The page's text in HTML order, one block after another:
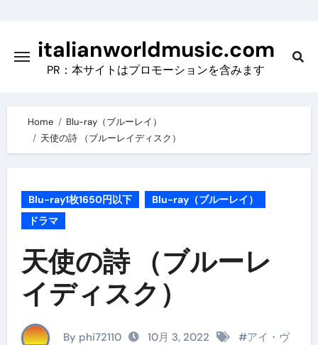
contentitalianworldmusic.com
PR：本サイトはプロモーションを含みます
Home
Blu-ray（ブルーレイ）
天使の詩 （ブルーレイディスク）
Blu-ray1枚1650円以下
Blu-ray（ブルーレイ）
ドラマ
天使の詩 （ブルーレ
イディスク）
By phi72110 10月 3, 2022 #アイ・ヴ